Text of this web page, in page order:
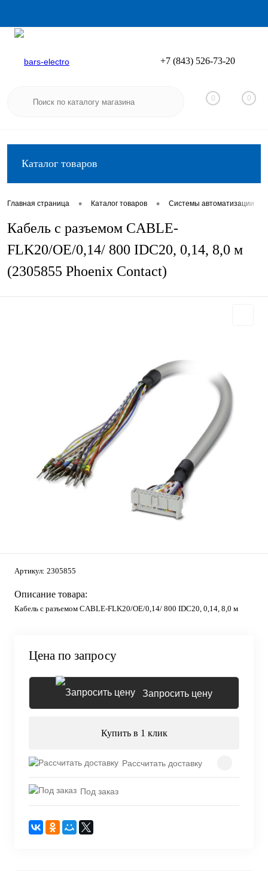
Вход
+7 (843) 526-73-20
0 0
Каталог товаров
Главная страница • Каталог товаров • Системы автоматизации
Кабель с разъемом CABLE-
FLK20/OE/0,14/ 800 IDC20, 0,14, 8,0 м
(2305855 Phoenix Contact)
Артикул: 2305855
Описание товара:
Кабель с разъемом CABLE-FLK20/OE/0,14/ 800 IDC20, 0,14, 8,0 м
Цена по запросу
Запросить цену
Купить в 1 клик
Рассчитать доставку
Под заказ